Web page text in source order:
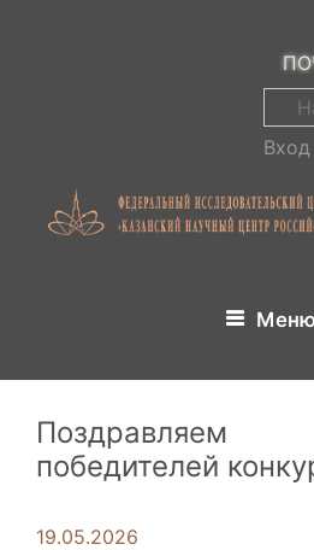
Вход
Меню
Поздравляем
победителей
19.05.2026